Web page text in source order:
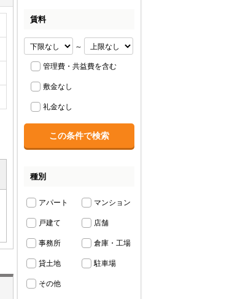
賃料
～
管理費・共益費を含む
敷金なし
礼金なし
種別
アパート マンション
戸建て 店舗
事務所 倉庫・工場
貸土地 駐車場
その他